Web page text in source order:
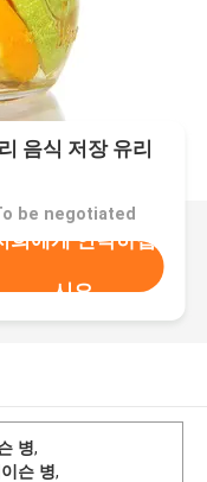
음식 저장 유리
be negotiated
희에게 연락하십
시오
병,
슨 병,